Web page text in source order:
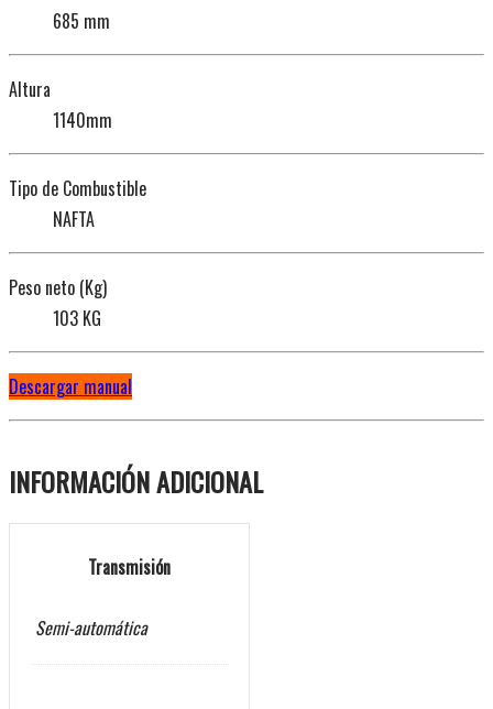
685 mm
Altura
1140mm
Tipo de Combustible
NAFTA
Peso neto (Kg)
103 KG
Descargar manual
INFORMACIÓN ADICIONAL
Transmisión
Semi-automática